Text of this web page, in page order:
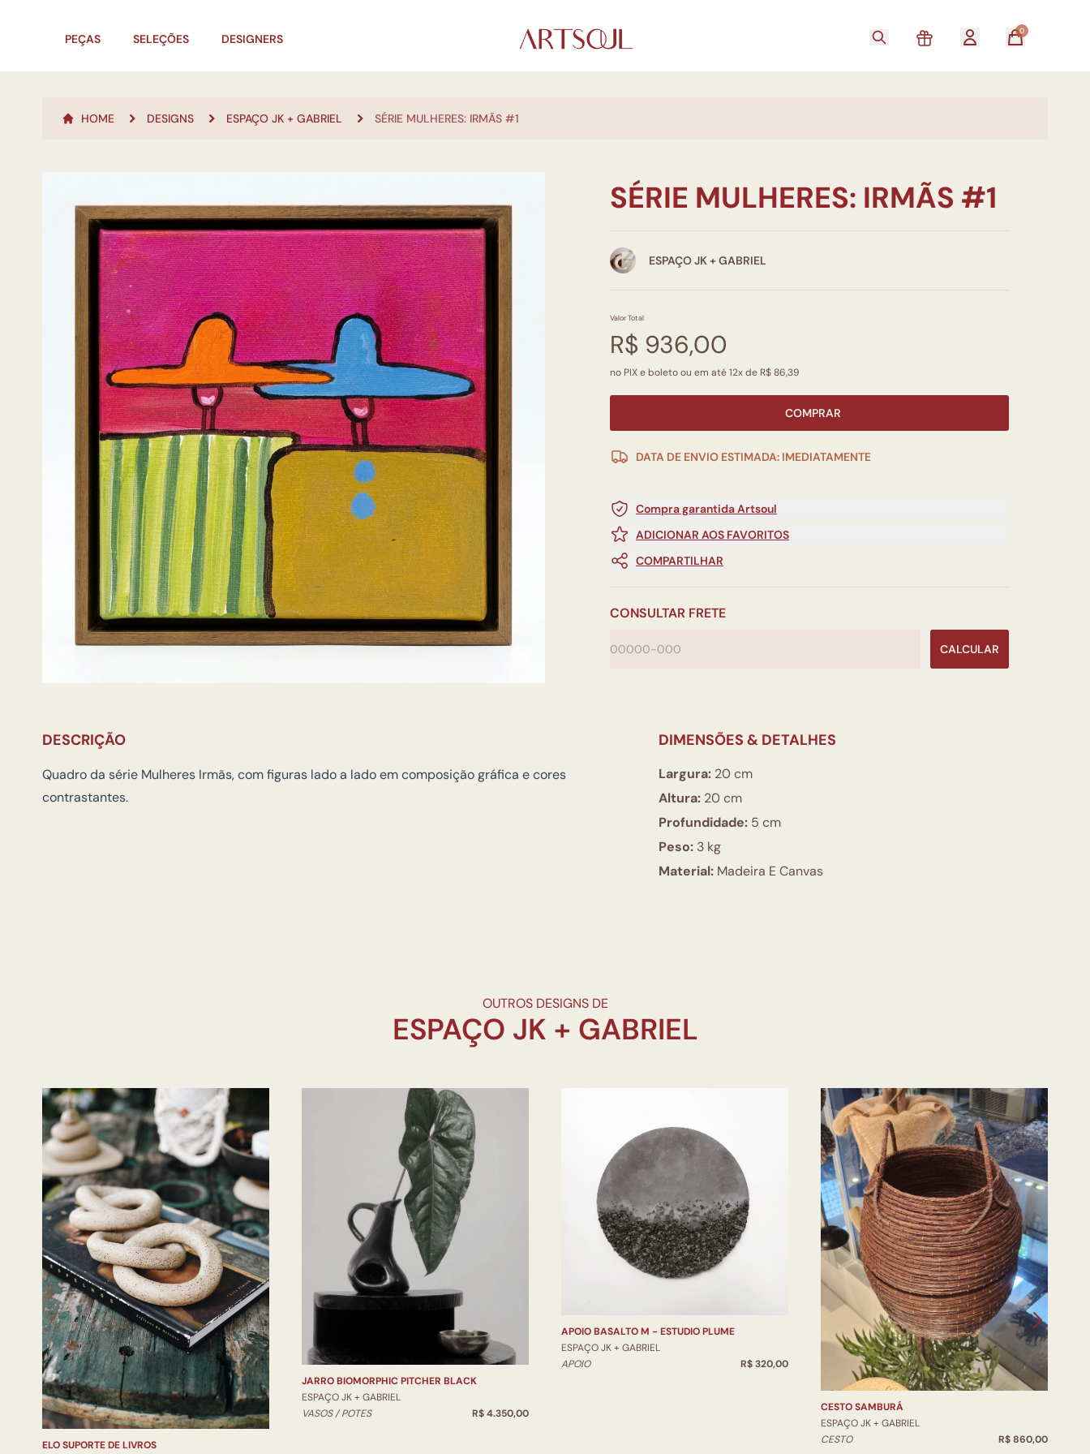
PEÇAS SELEÇÕES DESIGNERS
0
HOME DESIGNS ESPAÇO JK + GABRIEL SÉRIE MULHERES: IRMÃS #1
SÉRIE MULHERES: IRMÃS #1
ESPAÇO JK + GABRIEL
Valor Total
R$ 936,00
no PIX e boleto ou em até 12x de R$ 86,39
COMPRAR
DATA DE ENVIO ESTIMADA: IMEDIATAMENTE
Compra garantida Artsoul
ADICIONAR AOS FAVORITOS
COMPARTILHAR
CONSULTAR FRETE
CALCULAR
DESCRIÇÃO
Quadro da série Mulheres Irmãs, com figuras lado a lado em composição gráfica e cores
contrastantes.
DIMENSÕES & DETALHES
Largura: 20 cm
Altura: 20 cm
Profundidade: 5 cm
Peso: 3 kg
Material: Madeira E Canvas
OUTROS DESIGNS DE
ELO SUPORTE DE LIVROS
JARRO BIOMORPHIC PITCHER BLACK
ESPAÇO JK + GABRIEL
VASOS / POTES
R$ 4.350,00
APOIO BASALTO M - ESTUDIO PLUME
ESPAÇO JK + GABRIEL
APOIO
R$ 320,00
CESTO SAMBURÁ
ESPAÇO JK + GABRIEL
CESTO
R$ 860,00